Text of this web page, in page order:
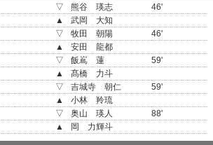
▽
熊谷 瑛志
46'
▲
武岡 大知
▽
牧田 朝陽
46'
▲
安田 龍都
▽
飯嶌 蓮
59'
▲
髙橋 力斗
▽
吉城寺 朝仁
59'
▲
小林 羚琉
▽
奥山 瑛人
88'
▲
岡 力輝斗